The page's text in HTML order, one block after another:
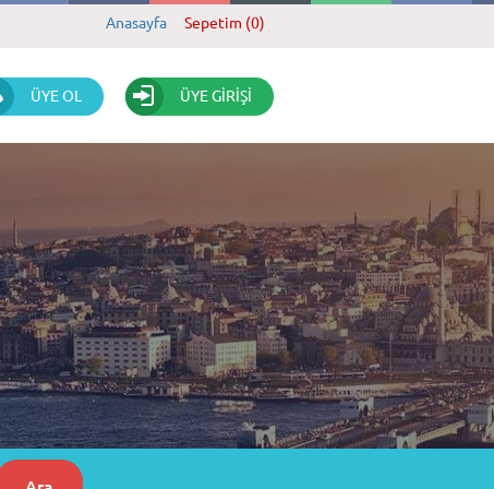
Anasayfa Sepetim (0)
ÜYE OL ÜYE GİRİŞİ